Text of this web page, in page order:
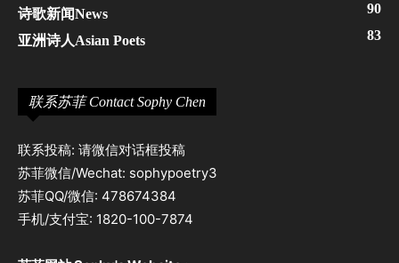
诗歌新闻News 90
亚洲诗人Asian Poets 83
联系苏菲 Contact Sophy Chen
联系投稿: 请微信对话框投稿
苏菲微信/Wechat: sophypoetry3
苏菲QQ/微信: 478674384
手机/支付宝: 1820-100-7874